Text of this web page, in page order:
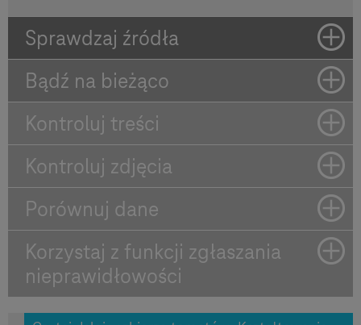
Sprawdzaj źródła
Bądź na bieżąco
Kontroluj treści
Kontroluj zdjęcia
Porównuj dane
Korzystaj z funkcji zgłaszania
nieprawidłowości